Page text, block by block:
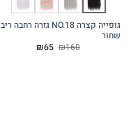
גופייה קצרה NO.18 גזרה רחבה ריב
שחור
₪160 המחיר
₪65 המחיר